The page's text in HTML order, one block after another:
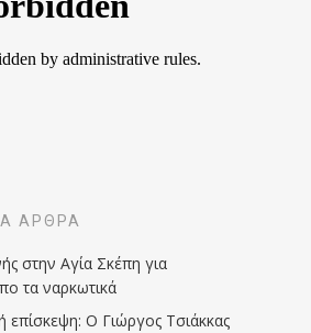
ΆΡΘΡΑ
στην Αγία Σκέπη για
τα ναρκωτικά
επίσκεψη: Ο Γιώργος Τσιάκκας